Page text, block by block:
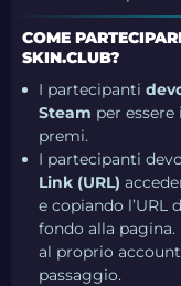
COME
SKIN.CLUB?
I partecipanti
Steam per
premi.
I partecipanti
Link (URL)
e copiando l’URL
fondo alla pagina.
al proprio
passaggio.